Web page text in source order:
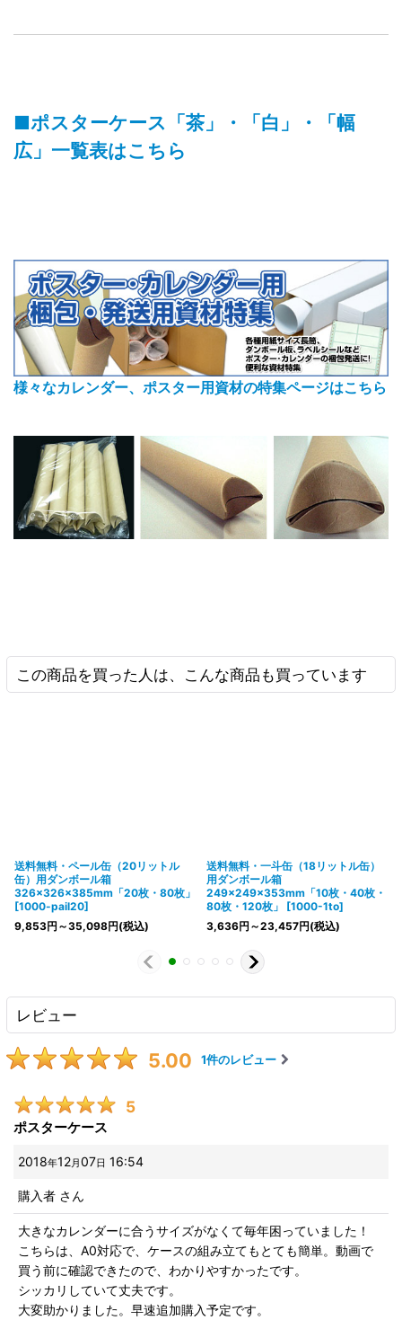
■ポスターケース「茶」・「白」・「幅
広」一覧表はこちら
様々なカレンダー、ポスター用資材の特集ページはこちら
この商品を買った人は、こんな商品も買っています
送料無料・ペール缶（20リットル
缶）用ダンボール箱
326×326×385mm「20枚・80枚」
[1000-pail20]
9,853円 ～35,098円(税込)
送料無料・一斗缶（18リットル缶）
用ダンボール箱
249×249×353mm「10枚・40枚・
80枚・120枚」
[1000-1to]
3,636円 ～23,457円(税込)
レビュー
5.00 1件のレビュー
5
ポスターケース
2018年12月07日 16:54
購入者 さん
大きなカレンダーに合うサイズがなくて毎年困っていました！
こちらは、A0対応で、ケースの組み立てもとても簡単。動画で
買う前に確認できたので、わかりやすかったです。
シッカリしていて丈夫です。
大変助かりました。早速追加購入予定です。